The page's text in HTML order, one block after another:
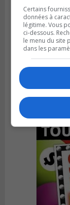
LA PRAIRIE
Publié le 3 août
Sonia
dans La
Certains
données à
légitime. Vous
ci-dessous.
le menu du site
dans les